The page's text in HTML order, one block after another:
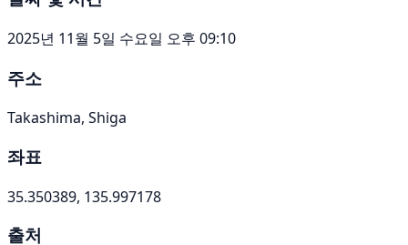
2025년 11월 5일 수요일 오후 09:10
주소
Takashima, Shiga
좌표
35.350389, 135.997178
출처